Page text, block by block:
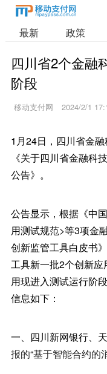
最新 政策
四川省2个金融
阶段
移动支付网 2024/2/1
1月24日，四川省金
《关于四川省金融科
公告》。
公告显示，根据《中
用测试规范>等3项金
创新监管工具白皮书
工具新一批2个创新
用现进入测试运行阶
信息如下：
一、四川新网银行、
报的“基于智能合约的